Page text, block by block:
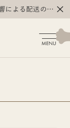
による配送の遅